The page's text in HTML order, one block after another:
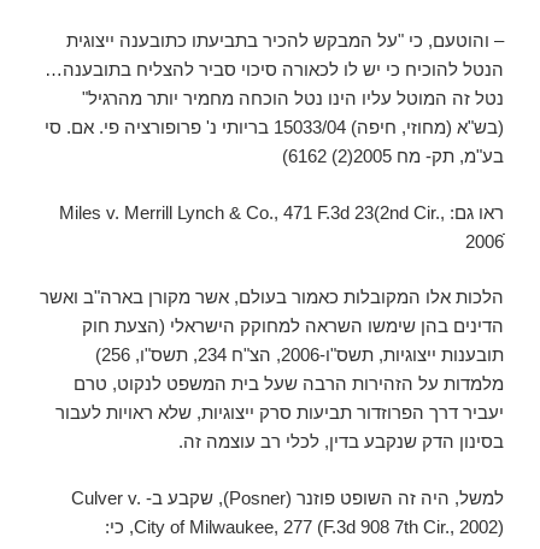
– והוטעם, כי "על המבקש להכיר בתביעתו כתובענה ייצוגית
הנטל להוכיח כי יש לו לכאורה סיכוי סביר להצליח בתובענה…
נטל זה המוטל עליו הינו נטל הוכחה מחמיר יותר מהרגיל"
(בש"א (מחוזי, חיפה) 15033/04 בריותי נ' פרופורציה פי. אם. סי
בע"מ, תק- מח 2005(2) 6162)
ראו גם: Miles v. Merrill Lynch & Co., 471 F.3d 23(2nd Cir.,
2006ׁׁׁ
הלכות אלו המקובלות כאמור בעולם, אשר מקורן בארה"ב ואשר
הדינים בהן שימשו השראה למחוקק הישראלי (הצעת חוק
תובענות ייצוגיות, תשס"ו-2006, הצ"ח 234, תשס"ו, 256)
מלמדות על הזהירות הרבה שעל בית המשפט לנקוט, טרם
יעביר דרך הפרוזדור תביעות סרק ייצוגיות, שלא ראויות לעבור
בסינון הדק שנקבע בדין, לכלי רב עוצמה זה.
למשל, היה זה השופט פוזנר (Posner), שקבע ב- Culver v.
City of Milwaukee, 277 (F.3d 908 7th Cir., 2002), כי: